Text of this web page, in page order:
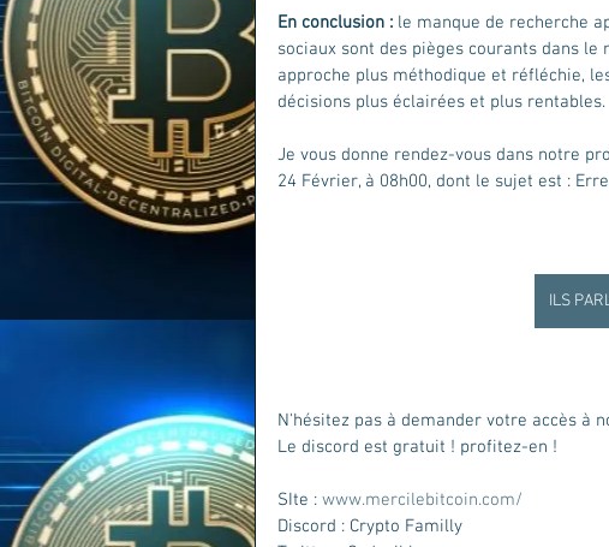
En conclusion : le manque de recherche
sociaux sont des pièges courants dans le
approche plus méthodique et réfléchie,
décisions plus éclairées et plus rentables.
Je vous donne rendez-vous dans notre
24 Février, à 08h00, dont le sujet est :
ILS
N'hésitez pas à demander votre accès à
Le discord est gratuit ! profitez-en !
SIte : www.mercilebitcoin.com/
Discord : Crypto Familly